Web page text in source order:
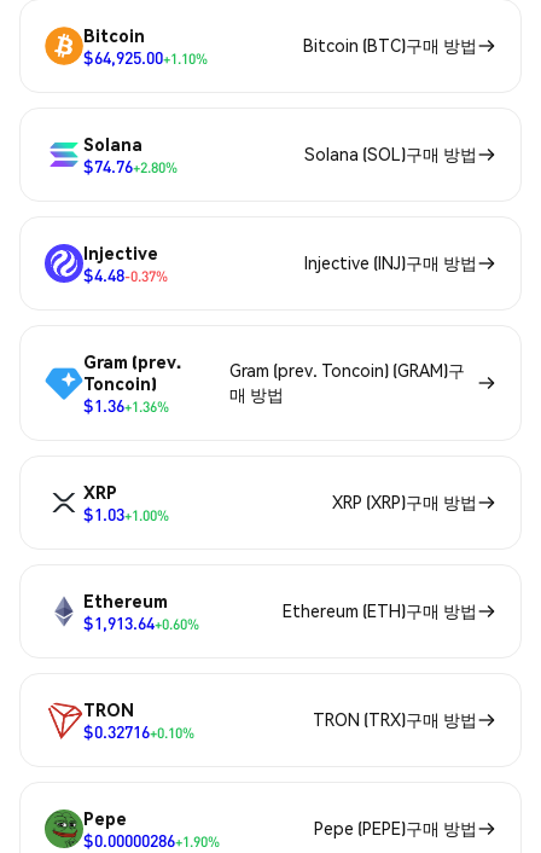
Bitcoin
$64,925.00+1.10%
Bitcoin (BTC)구매 방법
Solana
$74.76+2.80%
Solana (SOL)구매 방법
Injective
$4.48-0.37%
Injective (INJ)구매 방법
Gram (prev.
Toncoin)
$1.36+1.36%
Gram (prev. Toncoin) (GRAM)구
매 방법
XRP
$1.03+1.00%
XRP (XRP)구매 방법
Ethereum
$1,913.64+0.60%
Ethereum (ETH)구매 방법
TRON
$0.32716+0.10%
TRON (TRX)구매 방법
Pepe
$0.00000286+1.90%
Pepe (PEPE)구매 방법